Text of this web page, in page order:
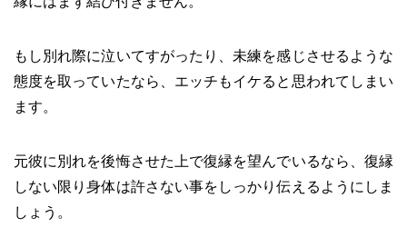
もし別れ際に泣いてすがったり、未練を感じさせるような
態度を取っていたなら、エッチもイケると思われてしまい
ます。
元彼に別れを後悔させた上で復縁を望んでいるなら、復縁
しない限り身体は許さない事をしっかり伝えるようにしま
しょう。